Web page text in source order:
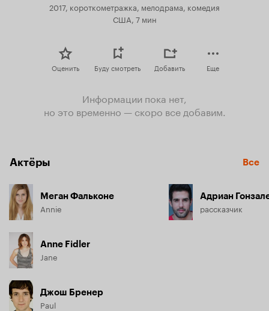
2017, короткометражка, мелодрама, комедия
США, 7 мин
Оценить Буду смотреть Добавить Еще
Информации пока нет,
но это временно — скоро все добавим.
Актёры Все
Меган Фальконе
Annie
Anne Fidler
Jane
Джош Бренер
Paul
Адриан
рассказчик